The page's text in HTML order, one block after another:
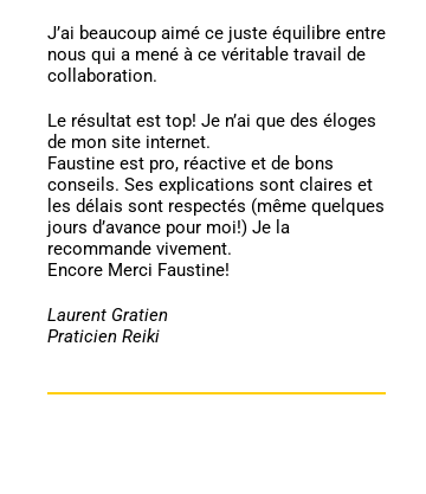
J’ai beaucoup aimé ce juste équilibre entre
nous qui a mené à ce véritable travail de
collaboration.
Le résultat est top! Je n’ai que des éloges
de mon site internet.
Faustine est pro, réactive et de bons
conseils. Ses explications sont claires et
les délais sont respectés (même quelques
jours d’avance pour moi!) Je la
recommande vivement.
Encore Merci Faustine!
Laurent Gratien
Praticien Reiki